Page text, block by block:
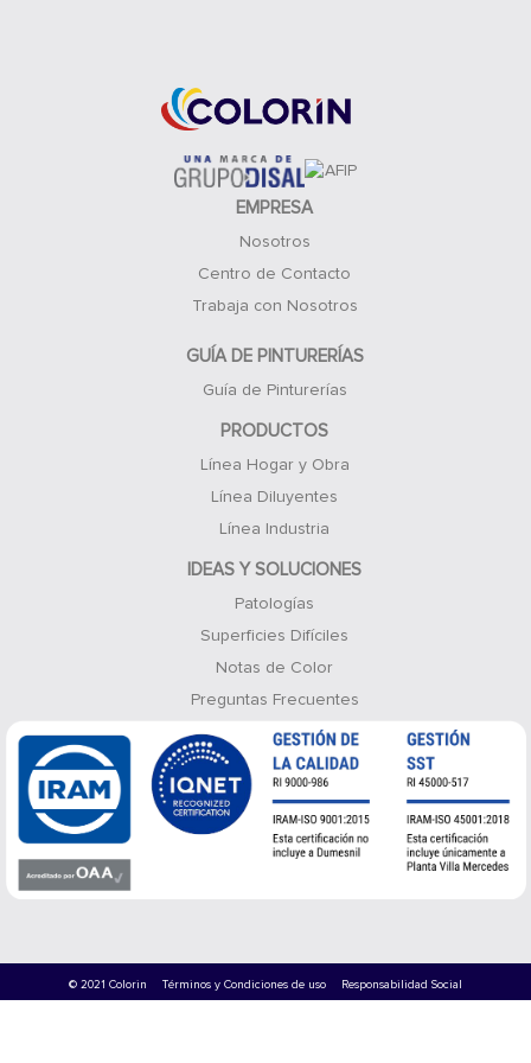
EMPRESA
Nosotros
Centro de Contacto
Trabaja con Nosotros
GUÍA DE PINTURERÍAS
Guía de Pinturerías
PRODUCTOS
Línea Hogar y Obra
Línea Diluyentes
Línea Industria
IDEAS Y SOLUCIONES
Patologías
Superficies Difíciles
Notas de Color
Preguntas Frecuentes
© 2021 Colorin Términos y Condiciones de uso Responsabilidad Social